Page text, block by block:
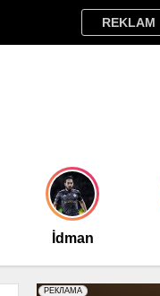
REKLAM
İdman